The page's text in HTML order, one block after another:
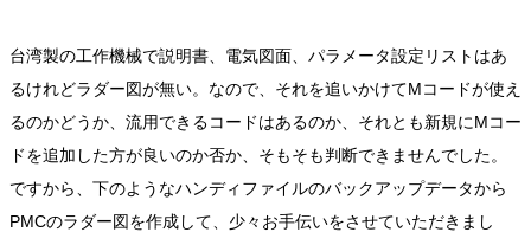
台湾製の工作機械で説明書、電気図面、パラメータ設定リストはあ
るけれどラダー図が無い。なので、それを追いかけてMコードが使え
るのかどうか、流用できるコードはあるのか、それとも新規にMコー
ドを追加した方が良いのか否か、そもそも判断できませんでした。
ですから、下のようなハンディファイルのバックアップデータから
PMCのラダー図を作成して、少々お手伝いをさせていただきまし